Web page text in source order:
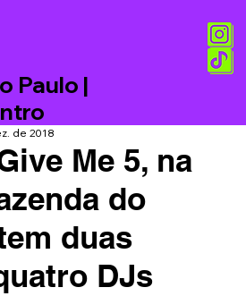
Paulo |
Me 5, na
do
duas
DJs
de 2018